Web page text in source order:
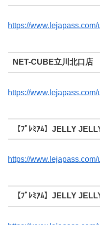
https://
NET-CUBE立川北口店
https://
【ﾌﾟﾚﾐｱﾑ】JELLY
https://
【ﾌﾟﾚﾐｱﾑ】JELLY